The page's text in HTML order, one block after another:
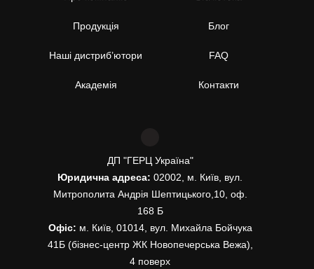
Продукція
Наші дистриб’ютори
Академія
Блог
FAQ
Контакти
ДП "ГЕРЦ Україна"
Юридична адреса: 02002, м. Київ, вул.
Митрополита Андрія Шептицького,10, оф.
168 Б
Офіс: м. Київ, 01014, вул. Михайла Бойчука
41Б (бізнес-центр ЖК Новопечерська Вежа),
4 поверх